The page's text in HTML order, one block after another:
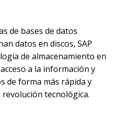
de bases de datos
datos en discos, SAP
de almacenamiento en
a la información y
de forma más rápida y
revolución tecnológica.